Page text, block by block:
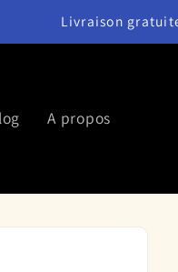
Livraison
A propos